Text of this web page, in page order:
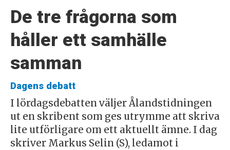
De tre frågorna som
håller ett samhälle
samman
Dagens debatt
I lördagsdebatten väljer Ålandstidningen
ut en skribent som ges utrymme att skriva
lite utförligare om ett aktuellt ämne. I dag
skriver Markus Selin (S), ledamot i